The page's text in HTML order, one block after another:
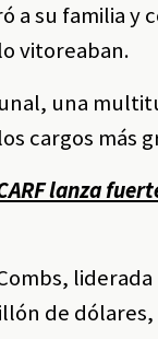
a su familia y
vitoreaban.
una
cargos más
lanza
de